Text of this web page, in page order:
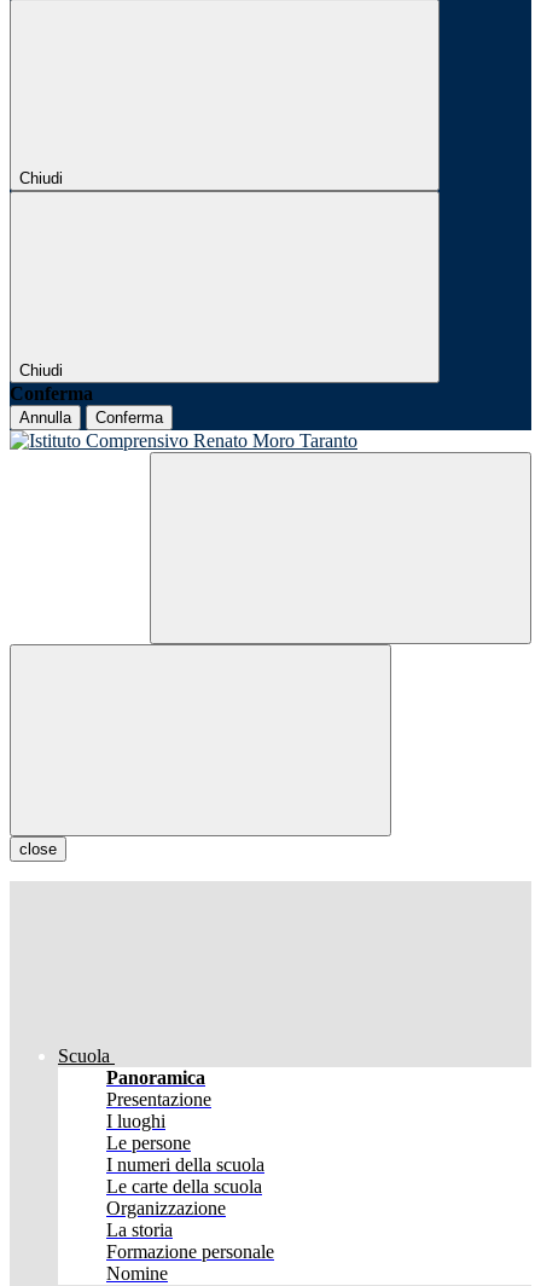
Chiudi
Chiudi
Conferma
Annulla Conferma
close
Scuola
Panoramica
Presentazione
I luoghi
Le persone
I numeri della scuola
Le carte della scuola
Organizzazione
La storia
Formazione personale
Nomine